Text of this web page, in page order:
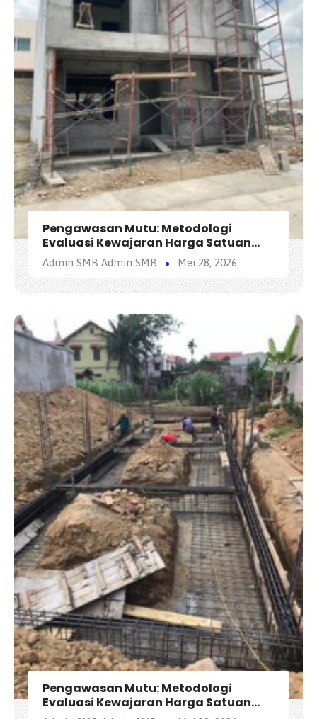
Pengawasan Mutu: Metodologi
Evaluasi Kewajaran Harga Satuan
Penawaran Kontraktor
Admin SMB Admin SMB Mei 28, 2026
Pengawasan Mutu: Metodologi
Evaluasi Kewajaran Harga Satuan